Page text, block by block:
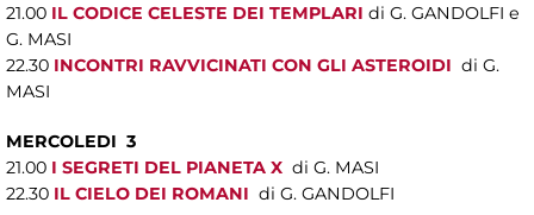
21.00 IL CODICE CELESTE DEI TEMPLARI di G. GANDOLFI e
G. MASI
22.30 INCONTRI RAVVICINATI CON GLI ASTEROIDI di G.
MASI
MERCOLEDI 3
21.00 I SEGRETI DEL PIANETA X di G. MASI
22.30 IL CIELO DEI ROMANI di G. GANDOLFI